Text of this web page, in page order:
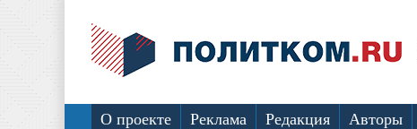
О проекте Реклама Редакция Авторы